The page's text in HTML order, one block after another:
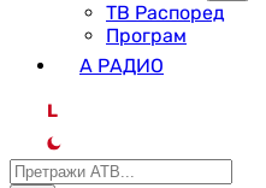
ТВ Распоред
Програм
А РАДИО
L